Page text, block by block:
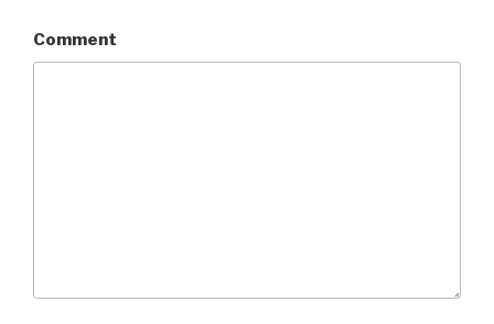
Comment